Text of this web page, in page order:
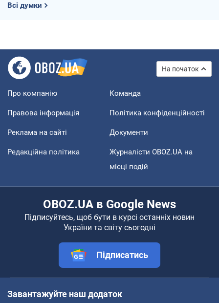
Всі думки
На початок
Про компанію Команда
Правова інформація Політика конфіденційності
Реклама на сайті Документи
Редакційна політика
Журналісти OBOZ.UA на
місці подій
OBOZ.UA в Google News
Підписуйтесь, щоб бути в курсі останніх новин
України та світу сьогодні
Підписатись
Завантажуйте наш додаток